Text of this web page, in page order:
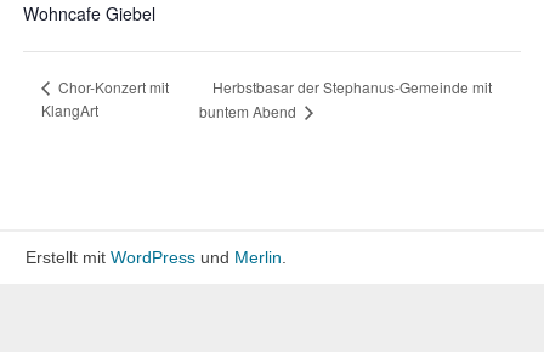
Wohncafe Giebel
Chor-Konzert mit
KlangArt
Herbstbasar der Stephanus-Gemeinde mit
buntem Abend
Erstellt mit WordPress und Merlin.